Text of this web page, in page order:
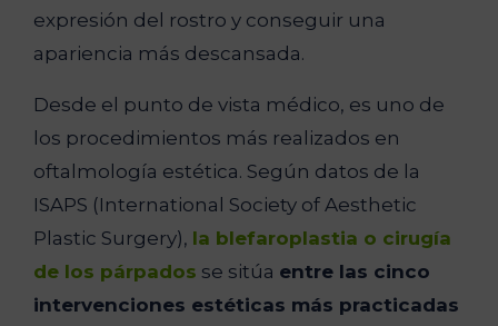
expresión del rostro y conseguir una
apariencia más descansada.
Desde el punto de vista médico, es uno de
los procedimientos más realizados en
oftalmología estética. Según datos de la
ISAPS (International Society of Aesthetic
Plastic Surgery), la blefaroplastia o cirugía
de los párpados se sitúa entre las cinco
intervenciones estéticas más practicadas